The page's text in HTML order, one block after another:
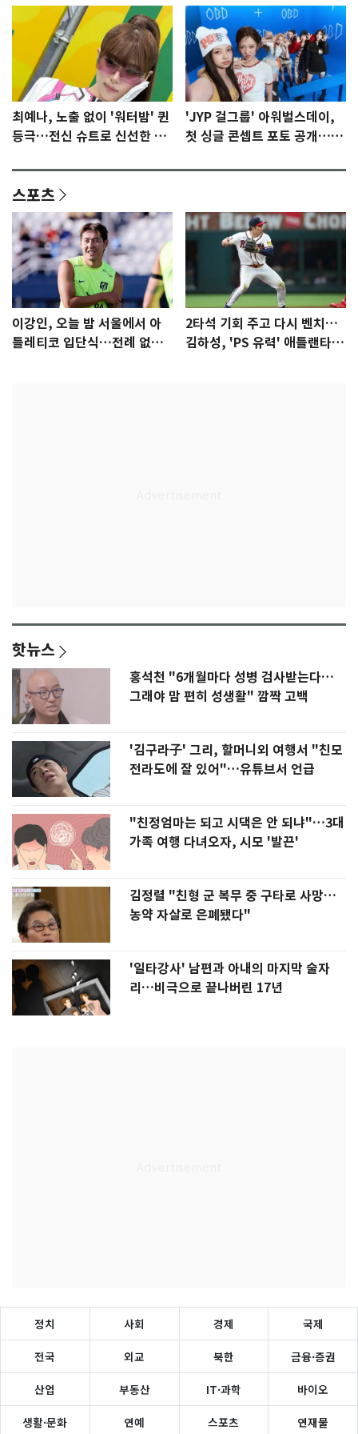
최예나, 노출 없이 '워터밤' 퀸
등극…전신 슈트로 신선한 충
'JYP 걸그룹' 아워벌스데이,
첫 싱글 콘셉트 포토 공개…청
스포츠
이강인, 오늘 밤 서울에서 아
틀레티코 입단식…전례 없는
2타석 기회 주고 다시 벤치…
김하성, 'PS 유력' 애틀랜타에
핫뉴스
홍석천 "6개월마다 성병 검사받는다…
그래야 맘 편히 성생활" 깜짝 고백
'김구라子' 그리, 할머니외 여행서 "친모
전라도에 잘 있어"…유튜브서 언급
"친정엄마는 되고 시댁은 안 되냐"…3대
가족 여행 다녀오자, 시모 '발끈'
김정렬 "친형 군 복무 중 구타로 사망…
농약 자살로 은폐됐다"
'일타강사' 남편과 아내의 마지막 술자
리…비극으로 끝나버린 17년
정치 사회 경제 국제
전국 외교 북한 금융·증권
산업 부동산 IT·과학 바이오
생활·문화 연예 스포츠 연재물